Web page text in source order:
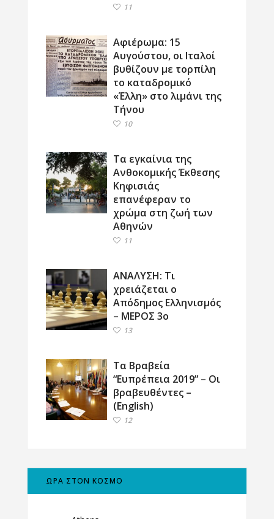
11
Αφιέρωμα: 15
Αυγούστου, οι Ιταλοί
βυθίζουν με τορπίλη
το καταδρομικό
«Έλλη» στο λιμάνι της
Τήνου
10
Τα εγκαίνια της
Ανθοκομικής Έκθεσης
Κηφισιάς
επανέφεραν το
χρώμα στη ζωή των
Αθηνών
11
ΑΝΑΛΥΣΗ: Τι
χρειάζεται ο
Απόδημος Ελληνισμός
– ΜΕΡΟΣ 3ο
13
Τα Βραβεία
“Ευπρέπεια 2019” – Οι
βραβευθέντες –
(English)
12
ΩΡΑ ΣΤΟΝ ΚΟΣΜΟ